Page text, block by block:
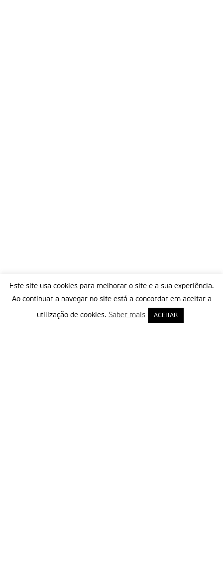
Este site usa cookies para melhorar o site e a sua experiência.
Ao continuar a navegar no site está a concordar em aceitar a
utilização de cookies. Saber mais ACEITAR